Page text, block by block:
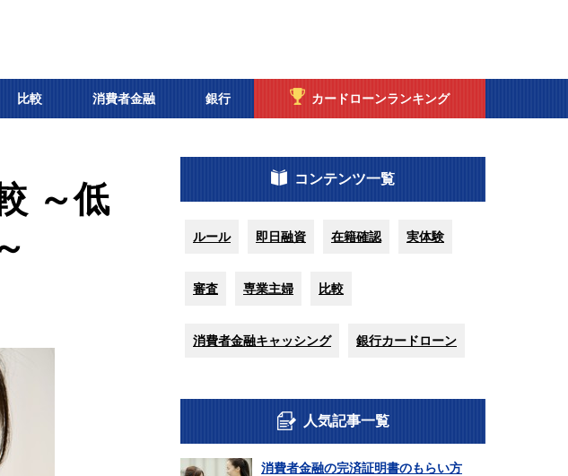
比較 消費者金融 銀行 カードローンランキング
～低
コンテンツ一覧
ルール 即日融資 在籍確認 実体験
審査 専業主婦 比較
消費者金融キャッシング 銀行カードローン
人気記事一覧
消費者金融の完済証明書のもらい方